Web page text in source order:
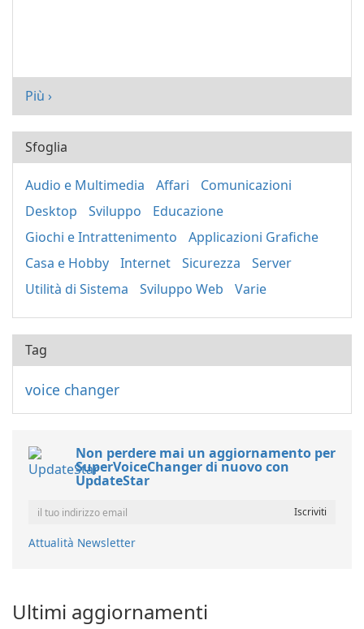
Più ›
Sfoglia
Audio e Multimedia Affari
Comunicazioni
Desktop
Sviluppo
Educazione
Giochi e Intrattenimento
Applicazioni Grafiche
Casa e Hobby
Internet Sicurezza
Server
Utilità di Sistema
Sviluppo Web Varie
Tag
voice changer
Non perdere mai un aggiornamento per
SuperVoiceChanger di nuovo con
UpdateStar
Attualità Newsletter
Ultimi aggiornamenti